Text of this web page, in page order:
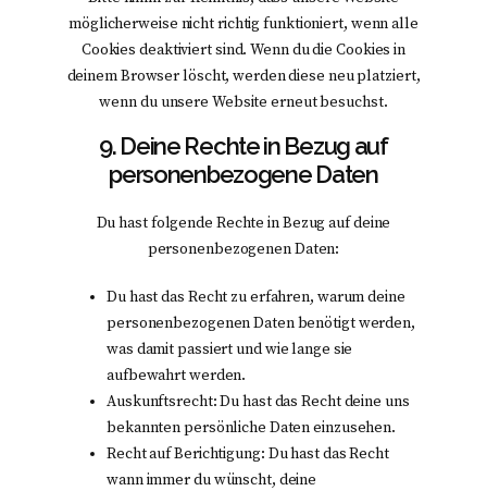
möglicherweise nicht richtig funktioniert, wenn alle
Cookies deaktiviert sind. Wenn du die Cookies in
deinem Browser löscht, werden diese neu platziert,
wenn du unsere Website erneut besuchst.
9. Deine Rechte in Bezug auf
personenbezogene Daten
Du hast folgende Rechte in Bezug auf deine
personenbezogenen Daten:
Du hast das Recht zu erfahren, warum deine
personenbezogenen Daten benötigt werden,
was damit passiert und wie lange sie
aufbewahrt werden.
Auskunftsrecht: Du hast das Recht deine uns
bekannten persönliche Daten einzusehen.
Recht auf Berichtigung: Du hast das Recht
wann immer du wünscht, deine